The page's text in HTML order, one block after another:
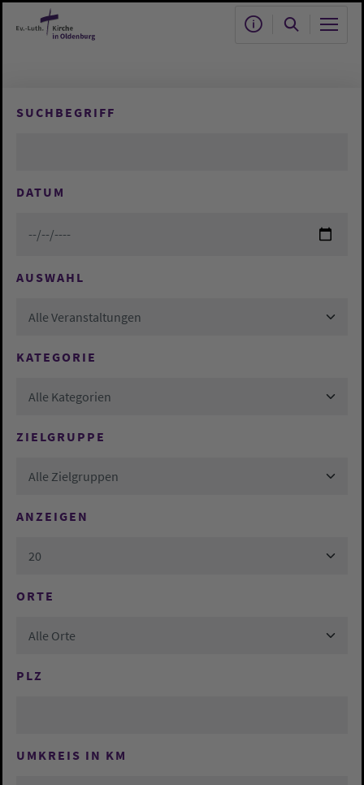
Zum Hauptinhalt springen
SUCHBEGRIFF
DATUM
AUSWAHL
Alle Veranstaltungen
KATEGORIE
Alle Kategorien
ZIELGRUPPE
Alle Zielgruppen
ANZEIGEN
20
ORTE
Alle Orte
PLZ
UMKREIS IN KM